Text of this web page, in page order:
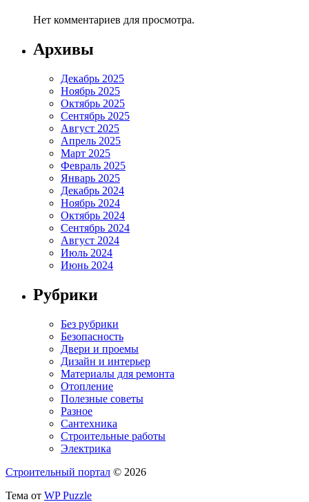
Нет комментариев для просмотра.
Архивы
Декабрь 2025
Ноябрь 2025
Октябрь 2025
Сентябрь 2025
Август 2025
Апрель 2025
Март 2025
Февраль 2025
Январь 2025
Декабрь 2024
Ноябрь 2024
Октябрь 2024
Сентябрь 2024
Август 2024
Июль 2024
Июнь 2024
Рубрики
Без рубрики
Безопасность
Двери и проемы
Дизайн и интерьер
Материалы для ремонта
Отопление
Полезные советы
Разное
Сантехника
Строительные работы
Электрика
Строительный портал © 2026
Тема от WP Puzzle